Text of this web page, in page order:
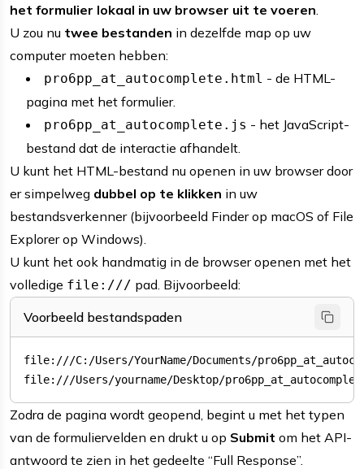
het formulier lokaal in uw browser uit te voeren
U zou nu twee bestanden in dezelfde map op uw
computer moeten hebben:
pro6pp_at_autocomplete.html - de HTML-
pagina met het formulier.
pro6pp_at_autocomplete.js - het JavaScript-
bestand dat de interactie afhandelt.
U kunt het HTML-bestand nu openen in uw browser door
er simpelweg dubbel op te klikken in uw
bestandsverkenner (bijvoorbeeld Finder op macOS of File
Explorer op Windows).
U kunt het ook handmatig in de browser openen met het
volledige file:/// pad. Bijvoorbeeld:
Voorbeeld bestandspaden
file:///Users/yourname/Desktop/
Zodra de pagina wordt geopend, begint u met het typen
van de formuliervelden en drukt u op Submit om het API-
antwoord te zien in het gedeelte “Full Response”.